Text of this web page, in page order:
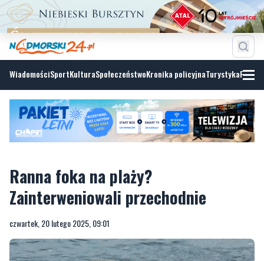
WiadomościSportKulturaSpołeczeństwoKronika policyjnaTurystyka
Ranna foka na plaży?
czwartek, 20 lutego 2025, 09:01